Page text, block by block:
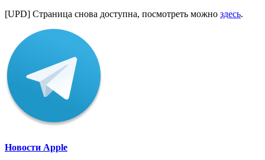
[UPD] Страница снова доступна, посмотреть можно здесь.
Новости Apple